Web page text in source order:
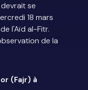
se
18 mars
l'Aïd al-Fitr.
de la
(Fajr) à